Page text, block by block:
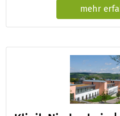
mehr